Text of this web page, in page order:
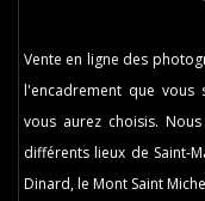
Vente en ligne des
l'encadrement que vous
vous aurez choisis.
différents lieux de Saint-
Dinard, le Mont Saint